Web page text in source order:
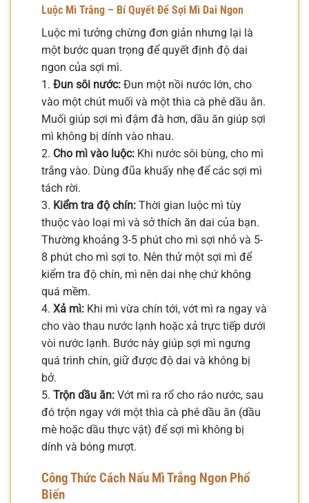
Luộc Mì Trắng – Bí Quyết Để Sợi Mì Dai Ngon
Luộc mì tưởng chừng đơn giản nhưng lại là
một bước quan trọng để quyết định độ dai
ngon của sợi mì.
1. Đun sôi nước: Đun một nồi nước lớn, cho
vào một chút muối và một thìa cà phê dầu ăn.
Muối giúp sợi mì đậm đà hơn, dầu ăn giúp sợi
mì không bị dính vào nhau.
2. Cho mì vào luộc: Khi nước sôi bùng, cho mì
trắng vào. Dùng đũa khuấy nhẹ để các sợi mì
tách rời.
3. Kiểm tra độ chín: Thời gian luộc mì tùy
thuộc vào loại mì và sở thích ăn dai của bạn.
Thường khoảng 3-5 phút cho mì sợi nhỏ và 5-
8 phút cho mì sợi to. Nên thử một sợi mì để
kiểm tra độ chín, mì nên dai nhẹ chứ không
quá mềm.
4. Xả mì: Khi mì vừa chín tới, vớt mì ra ngay và
cho vào thau nước lạnh hoặc xả trực tiếp dưới
vòi nước lạnh. Bước này giúp sợi mì ngưng
quá trình chín, giữ được độ dai và không bị
bở.
5. Trộn dầu ăn: Vớt mì ra rổ cho ráo nước, sau
đó trộn ngay với một thìa cà phê dầu ăn (dầu
mè hoặc dầu thực vật) để sợi mì không bị
dính và bóng mượt.
Công ThứcCách Nấu Mì Trắng Ngon Phổ
Biến